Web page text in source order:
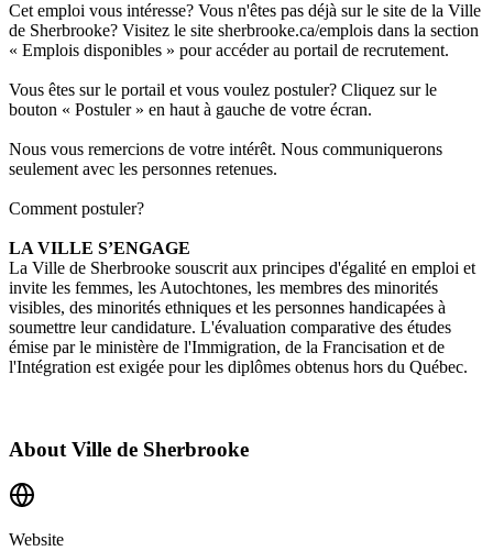
Cet emploi vous intéresse? Vous n'êtes pas déjà sur le site de la Ville
de Sherbrooke? Visitez le site sherbrooke.ca/emplois dans la section
« Emplois disponibles » pour accéder au portail de recrutement.
Vous êtes sur le portail et vous voulez postuler? Cliquez sur le
bouton « Postuler » en haut à gauche de votre écran.
Nous vous remercions de votre intérêt. Nous communiquerons
seulement avec les personnes retenues.
Comment postuler?
LA VILLE S’ENGAGE
La Ville de Sherbrooke souscrit aux principes d'égalité en emploi et
invite les femmes, les Autochtones, les membres des minorités
visibles, des minorités ethniques et les personnes handicapées à
soumettre leur candidature. L'évaluation comparative des études
émise par le ministère de l'Immigration, de la Francisation et de
l'Intégration est exigée pour les diplômes obtenus hors du Québec.
About Ville de Sherbrooke
Website